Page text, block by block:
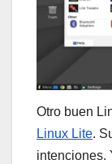
Otro buen
Linux Lite.
intenciones.